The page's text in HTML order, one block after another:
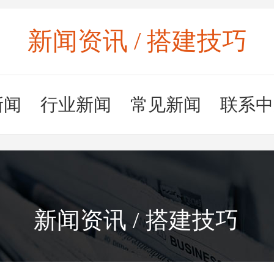
新闻资讯 / 搭建技巧
行业新闻 常见新闻 联系
新闻资讯 / 搭建技巧